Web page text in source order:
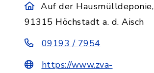
Auf der Hausmülldeponie,
91315 Höchstadt a. d. Aisch
09193 / 7954
https://www.zva-